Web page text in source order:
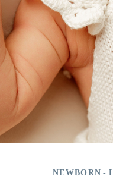
NEWBORN